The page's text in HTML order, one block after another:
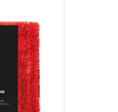
uzyskania danych osobowych
przetwarzanie danych
będą do momentu
newsletter,